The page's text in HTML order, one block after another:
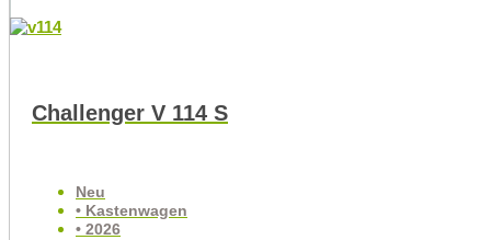
Challenger V 114 S
Neu
• Kastenwagen
• 2026